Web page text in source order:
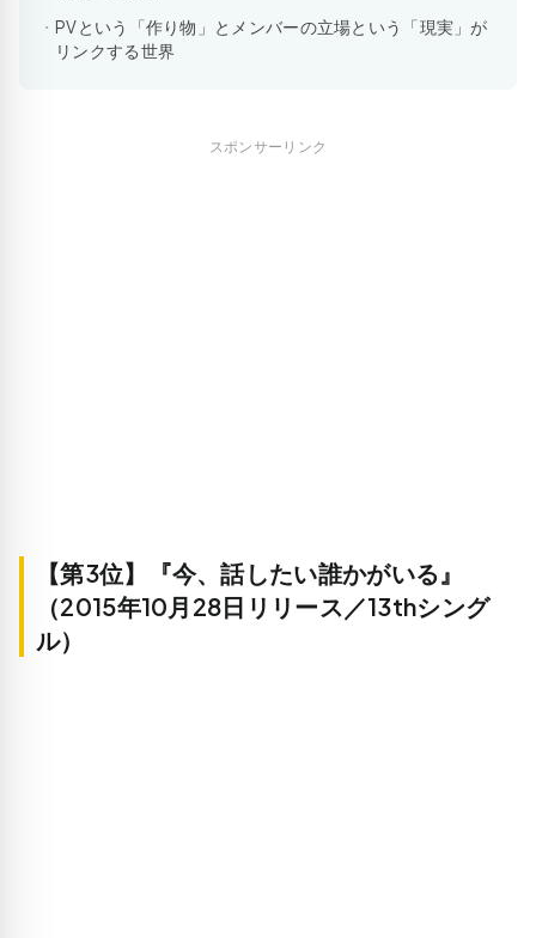
PVという「作り物」とメンバーの立場という「現実」が
リンクする世界
スポンサーリンク
【第3位】『今、話したい誰かがいる』
（2015年10月28日リリース／13thシング
ル）